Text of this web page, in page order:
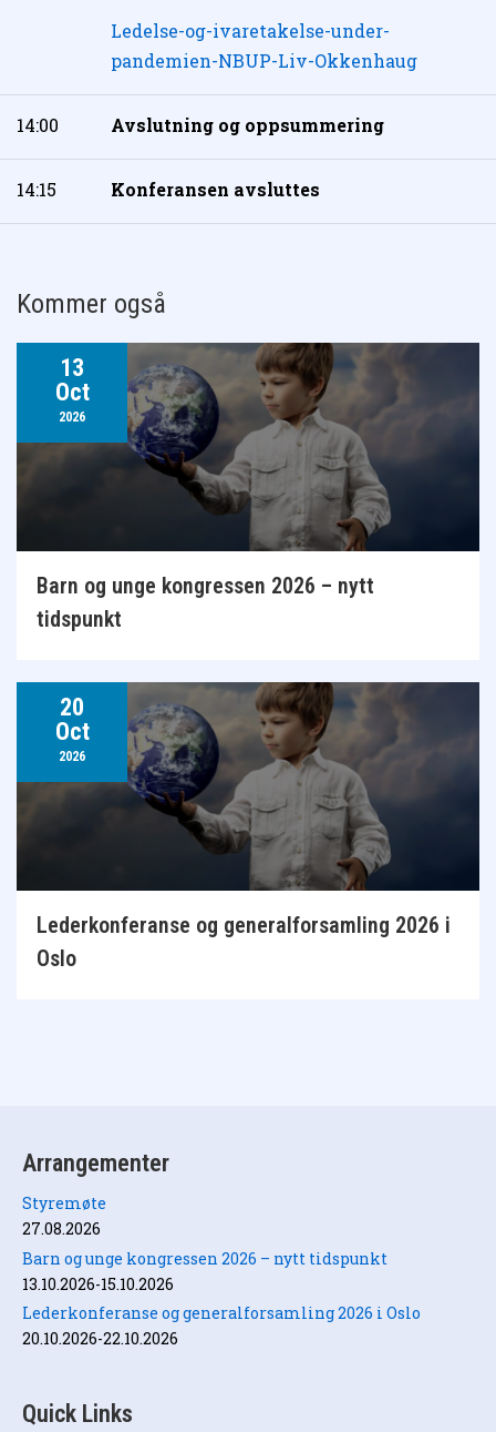
Ledelse-og-ivaretakelse-under-
pandemien-NBUP-Liv-Okkenhaug
14:00 Avslutning og oppsummering
14:15 Konferansen avsluttes
Kommer også
13
Oct
2026
Barn og unge kongressen 2026 – nytt
tidspunkt
20
Oct
2026
Lederkonferanse og generalforsamling 2026 i
Oslo
Arrangementer
Styremøte
27.08.2026
Barn og unge kongressen 2026 – nytt tidspunkt
13.10.2026-15.10.2026
Lederkonferanse og generalforsamling 2026 i Oslo
20.10.2026-22.10.2026
Quick Links